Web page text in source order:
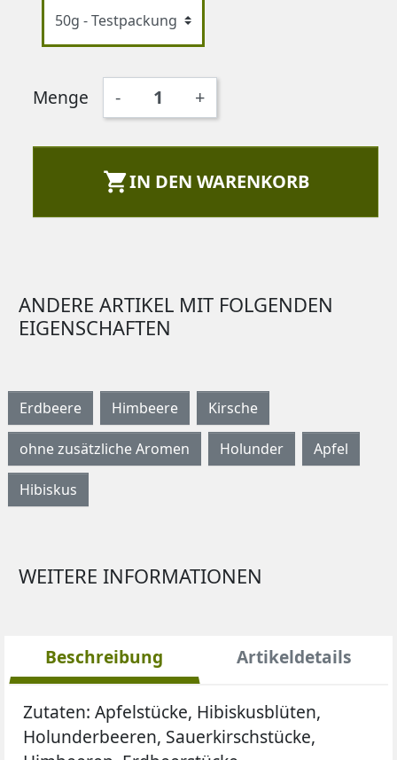
Menge - +
IN DEN WARENKORB
ANDERE ARTIKEL MIT FOLGENDEN
EIGENSCHAFTEN
Erdbeere Himbeere Kirsche
ohne zusätzliche Aromen Holunder Apfel
Hibiskus
WEITERE INFORMATIONEN
Beschreibung Artikeldetails
Zutaten: Apfelstücke, Hibiskusblüten,
Holunderbeeren, Sauerkirschstücke,